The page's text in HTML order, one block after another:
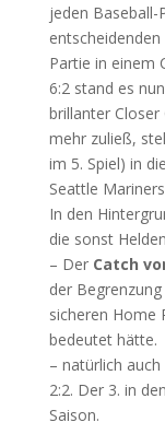
jeden
Partie in einem
6:2 stand es
brillanter
mehr zuließ,
im 5. Spiel) in
Seattle
In den
die sonst
– Der Catch
der
sicheren Home
bedeutet hätte.
– natürlich auch
2:2. Der 3. in
Saison.